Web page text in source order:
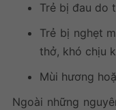
Trẻ bị đau do
Trẻ bị nghẹt
thở, khó chịu
Mùi hương
Ngoài những